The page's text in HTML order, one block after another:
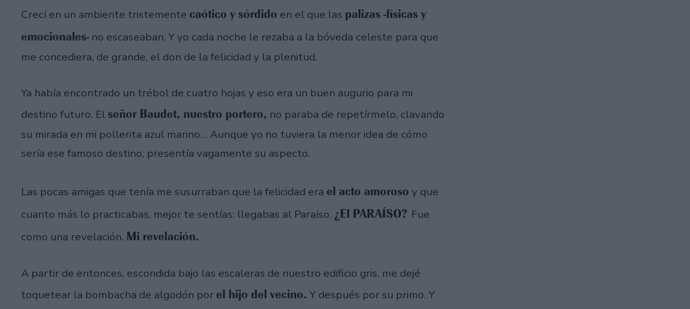
Crecí en un ambiente tristemente caótico y sórdido en el que las palizas -físicas y
emocionales-no escaseaban. Y yo cada noche le rezaba a la bóveda celeste para que
me concediera, de grande, el don de la felicidad y la plenitud.
Ya había encontrado un trébol de cuatro hojas y eso era un buen augurio para mi
destino futuro. El señor Baudet, nuestro portero, no paraba de repetírmelo, clavando
su mirada en mi pollerita azul marino… Aunque yo no tuviera la menor idea de cómo
sería ese famoso destino, presentía vagamente su aspecto.
Las pocas amigas que tenía me susurraban que la felicidad era el acto amoroso y que
cuanto más lo practicabas, mejor te sentías: llegabas al Paraíso. ¿El PARAÍSO? Fue
como una revelación. Mi revelación.
A partir de entonces, escondida bajo las escaleras de nuestro edificio gris, me dejé
toquetear la bombacha de algodón por el hijo del vecino. Y después por su primo. Y